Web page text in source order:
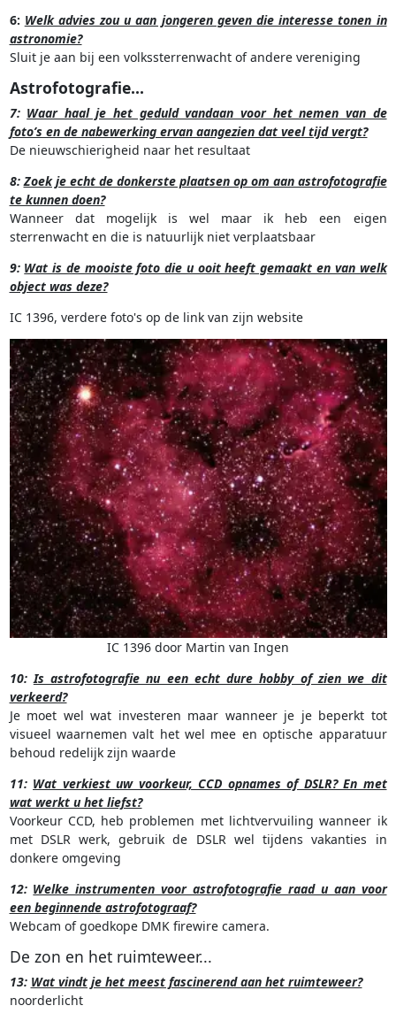
6: Welk advies zou u aan jongeren geven die interesse tonen in
astronomie?
Sluit je aan bij een volkssterrenwacht of andere vereniging
Astrofotografie...
7: Waar haal je het geduld vandaan voor het nemen van de
foto’s en de nabewerking ervan aangezien dat veel tijd vergt?
De nieuwschierigheid naar het resultaat
8:Zoek je echt de donkerste plaatsen op om aan astrofotografie
te kunnen doen?
Wanneer dat mogelijk is wel maar ik heb een eigen
sterrenwacht en die is natuurlijk niet verplaatsbaar
9: Wat is de mooiste foto die u ooit heeft gemaakt en van welk
object was deze?
IC 1396, verdere foto's op de link van zijn website
IC 1396 door Martin van Ingen
10:Is astrofotografie nu een echt dure hobby of zien we dit
verkeerd?
Je moet wel wat investeren maar wanneer je je beperkt tot
visueel waarnemen valt het wel mee en optische apparatuur
behoud redelijk zijn waarde
11: Wat verkiest uw voorkeur, CCD opnames of DSLR? En met
wat werkt u het liefst?
Voorkeur CCD, heb problemen met lichtvervuiling wanneer ik
met DSLR werk, gebruik de DSLR wel tijdens vakanties in
donkere omgeving
12: Welke instrumenten voor astrofotografie raad u aan voor
een beginnende astrofotograaf?
Webcam of goedkope DMK firewire camera.
De zon en het ruimteweer...
13: Wat vindt je het meest fascinerend aan het ruimteweer?
noorderlicht